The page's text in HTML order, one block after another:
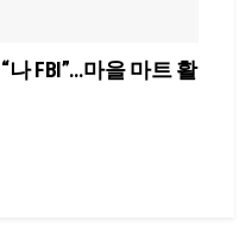
나 FBI”…마을 마트 활